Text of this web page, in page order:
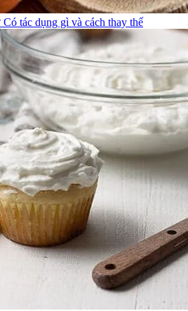
tác dụng gì và cách thay thế